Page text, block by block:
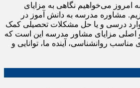
امروز می‌خواهیم نگاهی به مزایای
مشاوره مدرسه به دانش آموز در
درسی و یا حل مشکلات تحصیلی کمک
اصلی مزایای مشاور مدرسه این است که
مناسب روانشناسی، آینده ما، توانایی و